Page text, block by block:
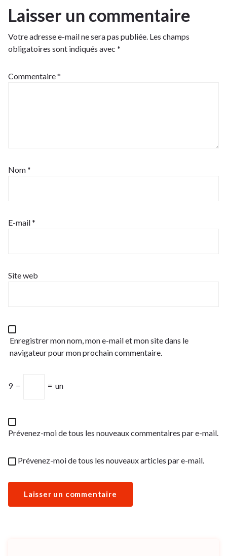
Laisser un commentaire
Votre adresse e-mail ne sera pas publiée. Les champs
obligatoires sont indiqués avec *
Commentaire*
Nom*
E-mail*
Site web
Enregistrer mon nom, mon e-mail et mon site dans le
navigateur pour mon prochain commentaire.
9 − = un
Prévenez-moi de tous les nouveaux commentaires par e-mail.
Prévenez-moi de tous les nouveaux articles par e-mail.